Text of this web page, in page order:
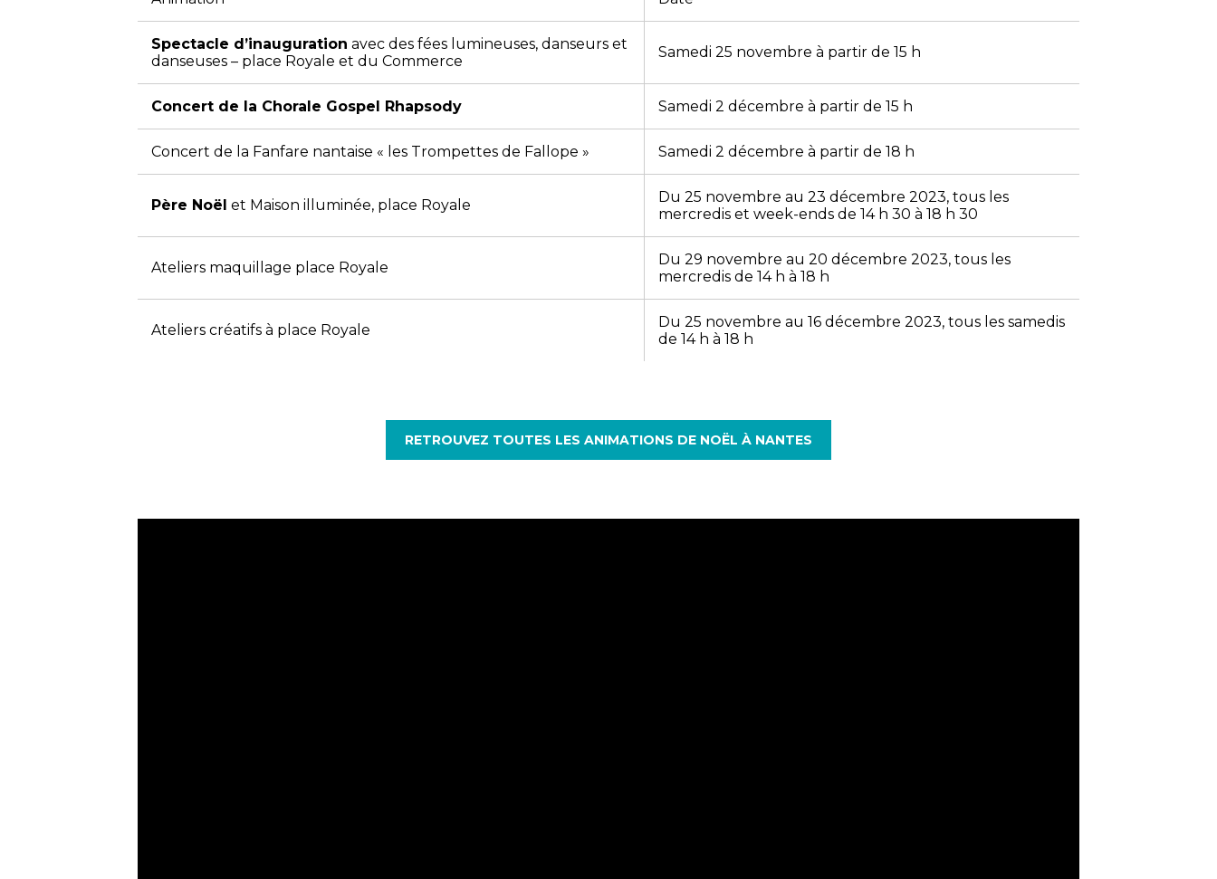
Spectacle d’inauguration avec des fées lumineuses, danseurs et
danseuses – place Royale et du Commerce
Samedi 25 novembre à partir de 15 h
Concert de la Chorale Gospel Rhapsody Samedi 2 décembre à partir de 15 h
Concert de la Fanfare nantaise « les Trompettes de Fallope » Samedi 2 décembre à partir de 18 h
Père Noël et Maison illuminée, place Royale
Du 25 novembre au 23 décembre 2023, tous les
mercredis et week-ends de 14 h 30 à 18 h 30
Ateliers maquillage place Royale
Du 29 novembre au 20 décembre 2023, tous les
mercredis de 14 h à 18 h
Ateliers créatifs à place Royale
Du 25 novembre au 16 décembre 2023, tous les samedis
de 14 h à 18 h
RETROUVEZ TOUTES LES ANIMATIONS DE NOËL À NANTES